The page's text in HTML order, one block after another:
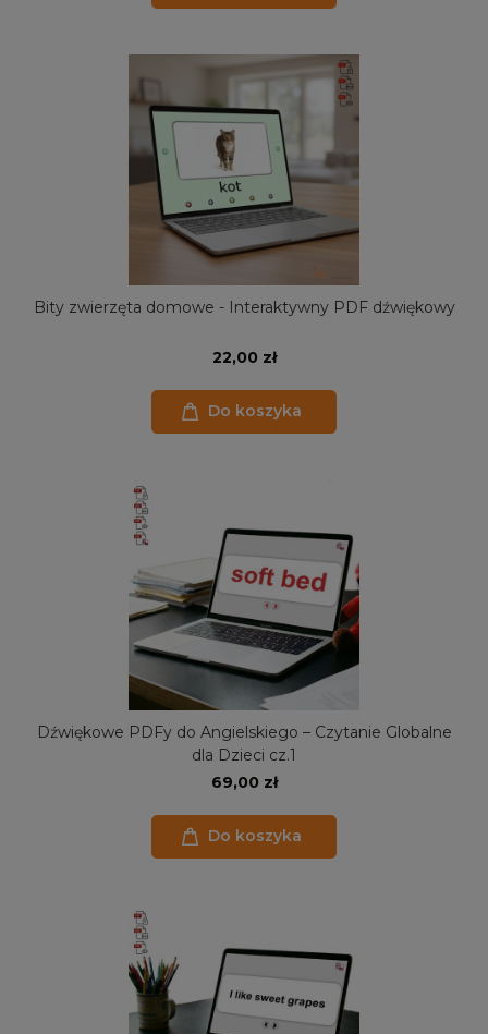
Bity zwierzęta domowe - Interaktywny PDF dźwiękowy
22,00 zł
Do koszyka
Dźwiękowe PDFy do Angielskiego – Czytanie Globalne
dla Dzieci cz.1
69,00 zł
Do koszyka